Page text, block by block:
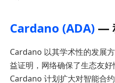
Cardano (ADA) —
Cardano 以其学术性的发展
益证明，网络确保了生态友好
Cardano 计划扩大对智能合